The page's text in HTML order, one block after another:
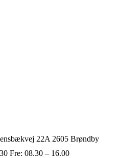
22A 2605 Brøndby
Fre: 08.30 – 16.00